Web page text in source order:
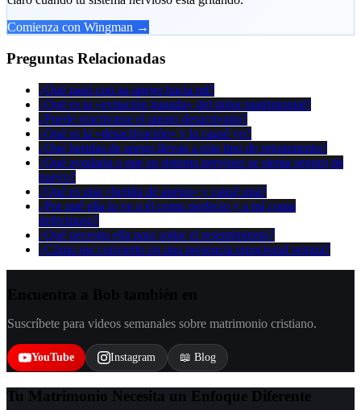
Comienza con Wingman →
Preguntas Relacionadas
¿Qué pasó con su apego hacia mí?
¿Qué es la «evitación ganada» del dolor matrimonial?
¿Puede reactivarse el apego desactivado?
¿Qué es la «desactivación» y la causé yo?
¿Qué heridas de apego llevan a este tipo de retraimiento?
¿Qué ayudaría a que su sistema nervioso se sienta seguro de
nuevo?
¿Qué es una «herida de apego» y causé una?
¿Por qué ella lo ve a él como perfecto y a mí como
defectuoso?
¿Qué necesita ella para soltar el resentimiento?
¿Cómo me convierto en una presencia emocional segura?
Suscríbete para videos semanales sobre matrimonio cristiano.
YouTube Instagram 📖 Blog
Tu Matrimonio Necesita un Enfoque Diferente